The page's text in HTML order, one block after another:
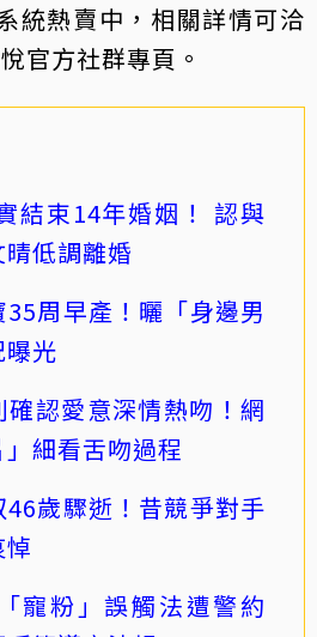
統熱賣中，相關詳情可洽
官方社群專頁。
結束14年婚姻！ 認與
低調離婚
周早產！曬「身邊男
光
確認愛意深情熱吻！網
細看舌吻過程
歲驟逝！昔競爭對手
寵粉」誤觸法遭警約